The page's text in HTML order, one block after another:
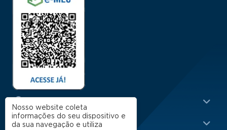
Menu Rodapé 1
Cursos
Escola
Nosso website coleta
informações do seu dispositivo e
da sua navegação e utiliza